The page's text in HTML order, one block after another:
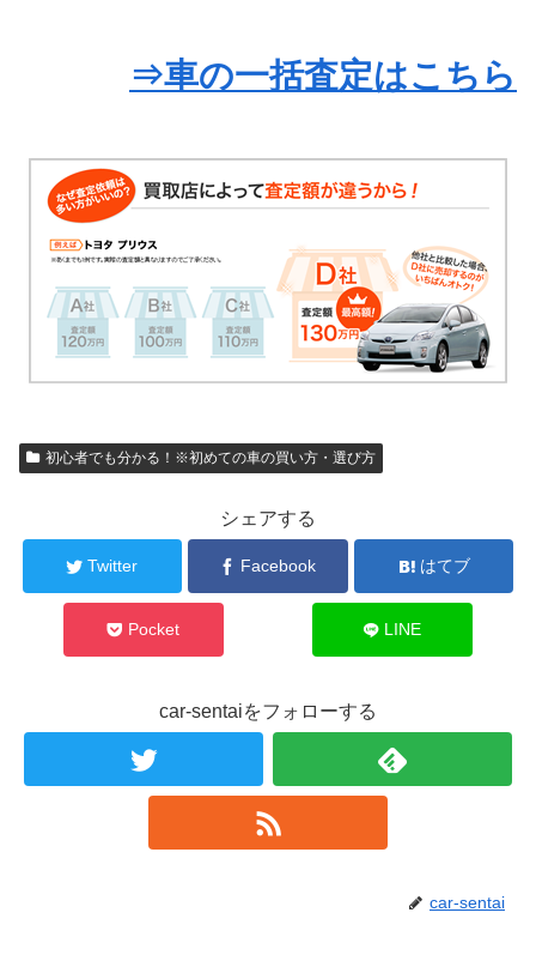
⇒車の一括査定はこちら
初心者でも分かる！※初めての車の買い方・選び方
シェアする
Twitter Facebook はてブ
Pocket LINE
car-sentaiをフォローする
car-sentai